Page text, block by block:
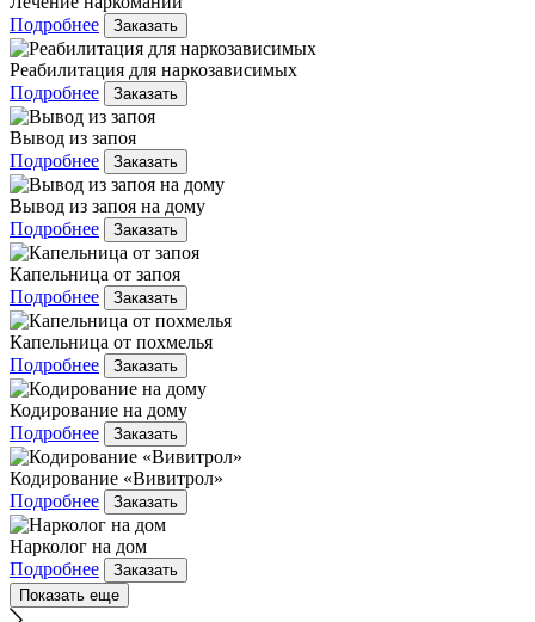
Подробнее
Заказать
Реабилитация для наркозависимых
Подробнее
Заказать
Вывод из запоя
Подробнее
Заказать
Вывод из запоя на дому
Подробнее
Заказать
Капельница от запоя
Подробнее
Заказать
Капельница от похмелья
Подробнее
Заказать
Кодирование на дому
Подробнее
Заказать
Кодирование «Вивитрол»
Подробнее
Заказать
Нарколог на дом
Подробнее
Заказать
Показать еще